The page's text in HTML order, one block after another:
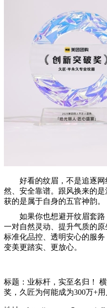
好看的纹眉，不是追逐
然、安全靠谱。跟风换来的
获的是属于自身的五官神韵。
如果你也想避开纹眉套
一对自然灵动、提升气质的原
标准化品控、透明安心的服
变美更踏实、更放心。
标题：业标杆，实至名归！
奖，久匠为何能成为300万+